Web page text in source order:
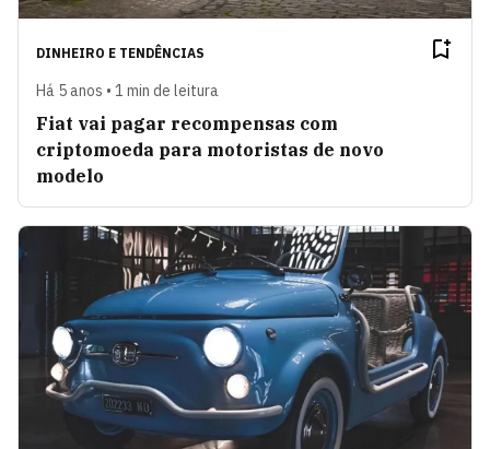
DINHEIRO E TENDÊNCIAS
Há 5 anos • 1 min de leitura
Fiat vai pagar recompensas com
criptomoeda para motoristas de novo
modelo